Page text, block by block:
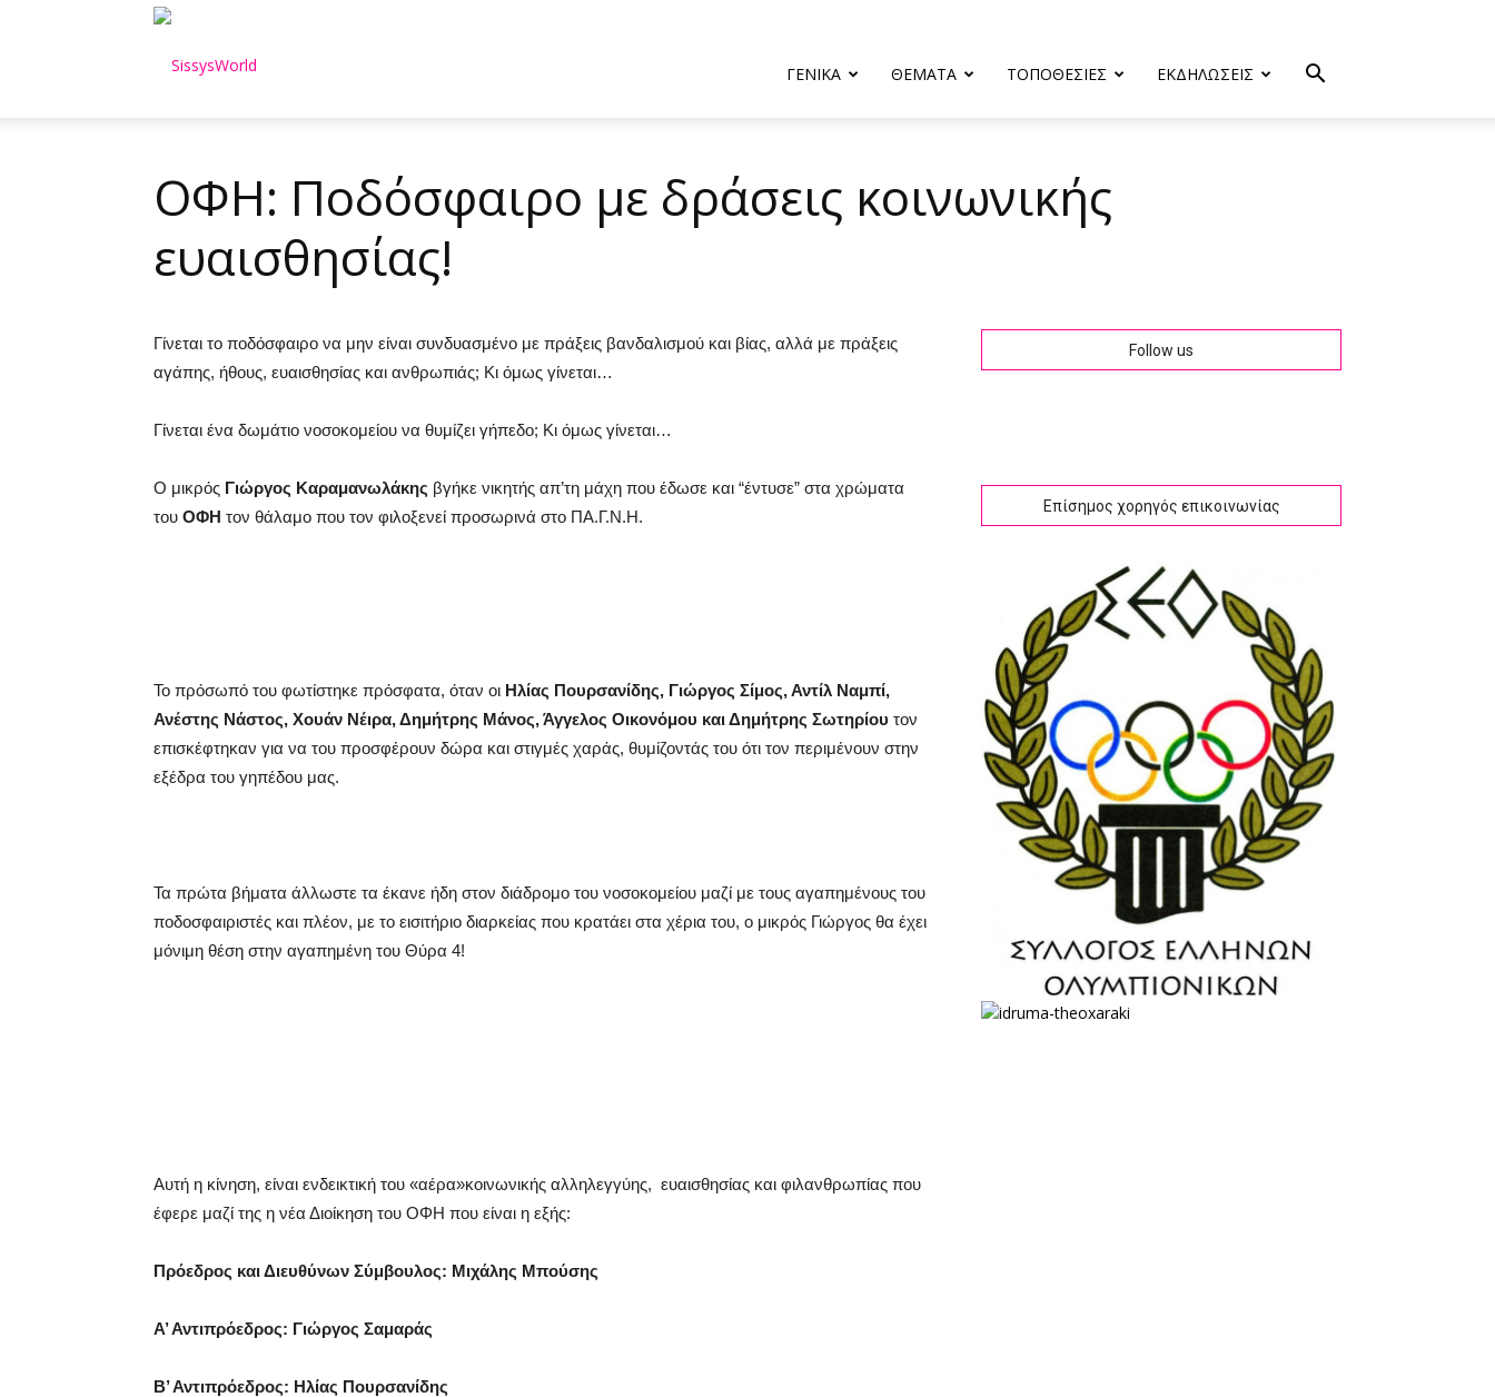
ΓΕΝΙΚΑ ΘΕΜΑΤΑ ΤΟΠΟΘΕΣΙΕΣ ΕΚΔΗΛΩΣΕΙΣ
ΟΦΗ: Ποδόσφαιρο με δράσεις κοινωνικής
ευαισθησίας!
Γίνεται το ποδόσφαιρο να μην είναι συνδυασμένο με πράξεις βανδαλισμού και βίας, αλλά με πράξεις
αγάπης, ήθους, ευαισθησίας και ανθρωπιάς; Κι όμως γίνεται…
Γίνεται ένα δωμάτιο νοσοκομείου να θυμίζει γήπεδο; Κι όμως γίνεται…
Ο μικρός Γιώργος Καραμανωλάκης βγήκε νικητής απ’τη μάχη που έδωσε και “έντυσε” στα χρώματα
του ΟΦΗ τον θάλαμο που τον φιλοξενεί προσωρινά στο ΠΑ.Γ.Ν.Η.
Το πρόσωπό του φωτίστηκε πρόσφατα, όταν οι Ηλίας Πουρσανίδης, Γιώργος Σίμος, Αντίλ Ναμπί,
Ανέστης Νάστος, Χουάν Νέιρα, Δημήτρης Μάνος, Άγγελος Οικονόμου και Δημήτρης Σωτηρίου τον
επισκέφτηκαν για να του προσφέρουν δώρα και στιγμές χαράς, θυμίζοντάς του ότι τον περιμένουν στην
εξέδρα του γηπέδου μας.
Τα πρώτα βήματα άλλωστε τα έκανε ήδη στον διάδρομο του νοσοκομείου μαζί με τους αγαπημένους του
ποδοσφαιριστές και πλέον, με το εισιτήριο διαρκείας που κρατάει στα χέρια του, ο μικρός Γιώργος θα έχει
μόνιμη θέση στην αγαπημένη του Θύρα 4!
Αυτή η κίνηση, είναι ενδεικτική του «αέρα»κοινωνικής αλληλεγγύης, ευαισθησίας και φιλανθρωπίας που
έφερε μαζί της η νέα Διοίκηση του ΟΦΗ που είναι η εξής:
Πρόεδρος και Διευθύνων Σύμβουλος: Μιχάλης Μπούσης
Α’ Αντιπρόεδρος: Γιώργος Σαμαράς
Β’ Αντιπρόεδρος: Ηλίας Πουρσανίδης
Follow us
Επίσημος χορηγός επικοινωνίας